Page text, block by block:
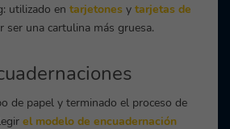
utilizado entarjetones ytarjetas de
ser una cartulina más gruesa.
de papel y terminado el proceso de
el modelo de encuadernación